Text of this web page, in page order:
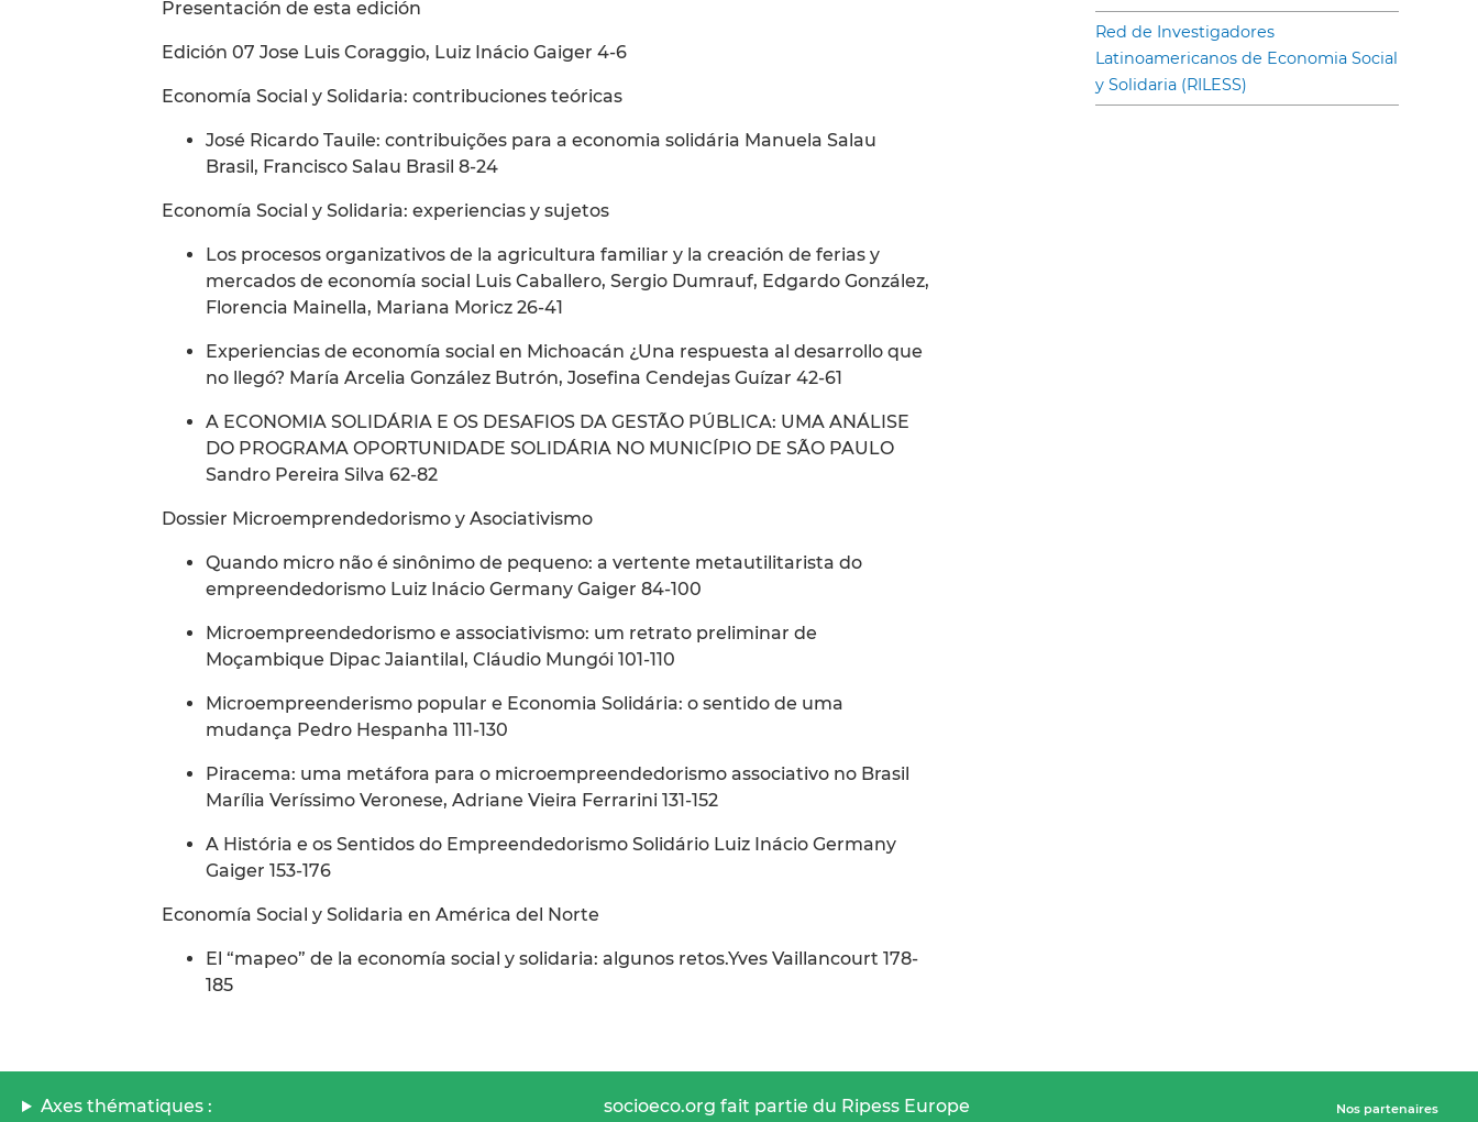
Presentación de esta edición
Edición 07 Jose Luis Coraggio, Luiz Inácio Gaiger 4-6
Economía Social y Solidaria: contribuciones teóricas
José Ricardo Tauile: contribuições para a economia solidária Manuela Salau
Brasil, Francisco Salau Brasil 8-24
Economía Social y Solidaria: experiencias y sujetos
Los procesos organizativos de la agricultura familiar y la creación de ferias y
mercados de economía social Luis Caballero, Sergio Dumrauf, Edgardo González,
Florencia Mainella, Mariana Moricz 26-41
Experiencias de economía social en Michoacán ¿Una respuesta al desarrollo que
no llegó? María Arcelia González Butrón, Josefina Cendejas Guízar 42-61
A ECONOMIA SOLIDÁRIA E OS DESAFIOS DA GESTÃO PÚBLICA: UMA ANÁLISE
DO PROGRAMA OPORTUNIDADE SOLIDÁRIA NO MUNICÍPIO DE SÃO PAULO
Sandro Pereira Silva 62-82
Dossier Microemprendedorismo y Asociativismo
Quando micro não é sinônimo de pequeno: a vertente metautilitarista do
empreendedorismo Luiz Inácio Germany Gaiger 84-100
Microempreendedorismo e associativismo: um retrato preliminar de
Moçambique Dipac Jaiantilal, Cláudio Mungói 101-110
Microempreenderismo popular e Economia Solidária: o sentido de uma
mudança Pedro Hespanha 111-130
Piracema: uma metáfora para o microempreendedorismo associativo no Brasil
Marília Veríssimo Veronese, Adriane Vieira Ferrarini 131-152
A História e os Sentidos do Empreendedorismo Solidário Luiz Inácio Germany
Gaiger 153-176
Economía Social y Solidaria en América del Norte
El “mapeo” de la economía social y solidaria: algunos retos.Yves Vaillancourt 178-
185
Red de Investigadores
Latinoamericanos de Economia Social
y Solidaria (RILESS)
Axes thématiques : socioeco.org fait partie du Ripess Europe Nos partenaires